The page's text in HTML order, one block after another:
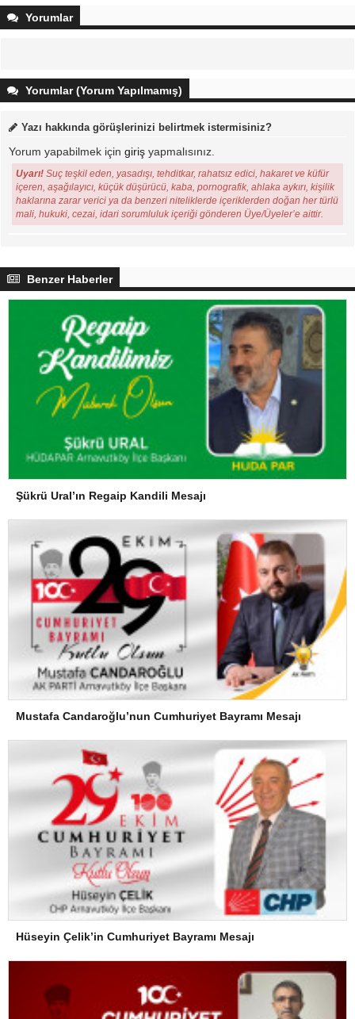
Yorumlar
Yorumlar (Yorum Yapılmamış)
Yazı hakkında görüşlerinizi belirtmek istermisiniz?
Yorum yapabilmek için giriş yapmalısınız.
Uyarı! Suç teşkil eden, yasadışı, tehditkar, rahatsız edici, hakaret ve küfür
içeren, aşağılayıcı, küçük düşürücü, kaba, pornografik, ahlaka aykırı, kişilik
haklarına zarar verici ya da benzeri niteliklerde içeriklerden doğan her türlü
mali, hukuki, cezai, idari sorumluluk içeriği gönderen Üye/Üyeler’e aittir.
Benzer Haberler
Şükrü Ural’ın Regaip Kandili Mesajı
Mustafa Candaroğlu’nun Cumhuriyet Bayramı Mesajı
Hüseyin Çelik’in Cumhuriyet Bayramı Mesajı